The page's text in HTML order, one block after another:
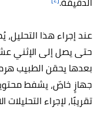
عند إجراء هذا التحليل،
حتى يصل إلى الإثني
بعدها يحقن الطبيب
جهازٍ خاصّ، يشفط
تقريبًا، لإجراء